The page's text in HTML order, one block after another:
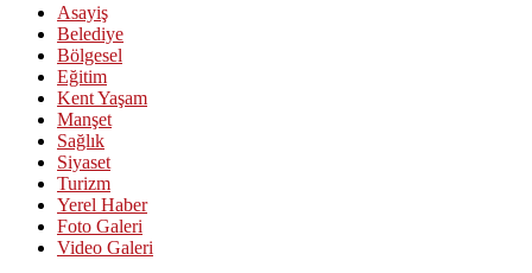
Asayiş
Belediye
Bölgesel
Eğitim
Kent Yaşam
Manşet
Sağlık
Siyaset
Turizm
Yerel Haber
Foto Galeri
Video Galeri